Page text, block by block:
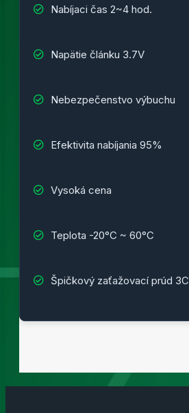
Nabíjaci čas 2~4 hod.
Napätie článku 3.7V
Nebezpečenstvo výbuchu
Efektivita nabíjania 95%
Vysoká cena
Teplota -20°C ~ 60°C
Špičkový zaťažovací prúd 3C